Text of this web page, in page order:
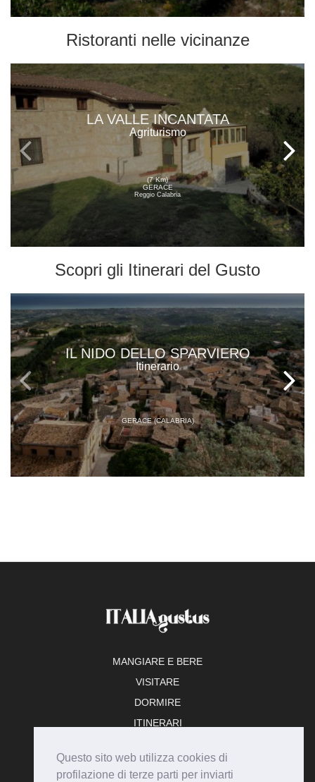
Questo sito web utilizza cookies di
profilazione di terze parti per inviarti
Ristoranti nelle vicinanze
LA VALLE INCANTATA
Agriturismo
(7 Km)
GERACE
Reggio Calabria
Scopri gli Itinerari del Gusto
IL NIDO DELLO SPARVIERO
Itinerario
GERACE (CALABRIA)
MANGIARE E BERE
VISITARE
DORMIRE
ITINERARI
ADERISCI